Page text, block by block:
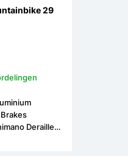
29
Shimano Derailleur